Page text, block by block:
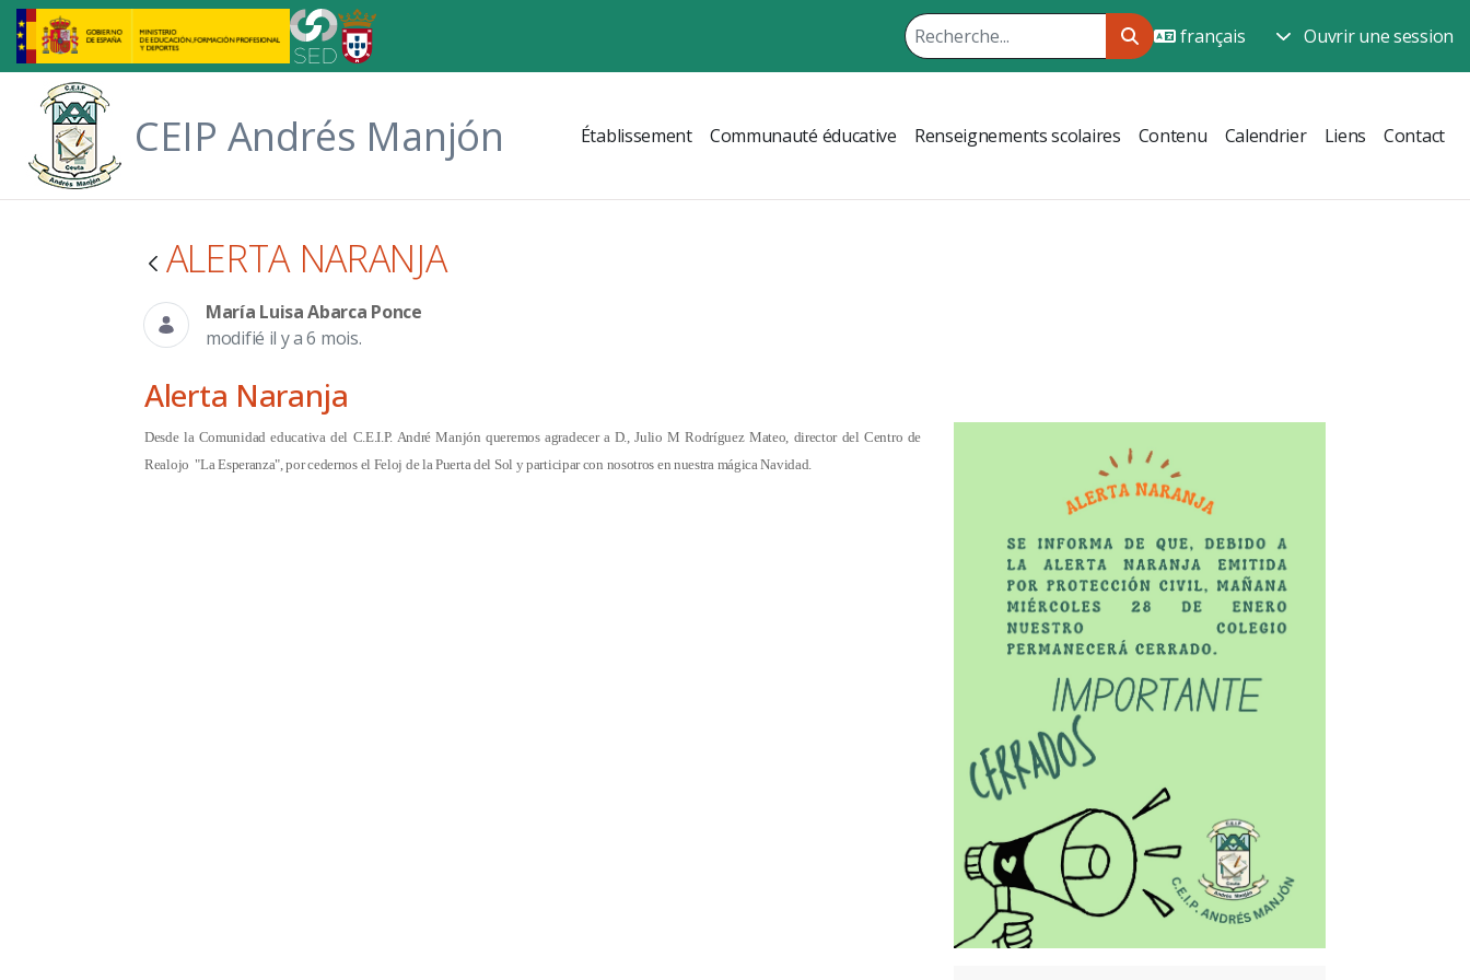
Saut au contenu principal
Ouvrir une session
CEIP Andrés Manjón Établissement Communauté éducative Renseignements scolaires Contenu Calendrier Liens Contact
ALERTA NARANJA
María Luisa Abarca Ponce
modifié il y a 6 mois.
Alerta Naranja
Desde la Comunidad educativa del C.E.I.P. André Manjón queremos agradecer a D., Julio M Rodríguez Mateo, director del Centro de
Realojo "La Esperanza", por cedernos el Feloj de la Puerta del Sol y participar con nosotros en nuestra mágica Navidad.